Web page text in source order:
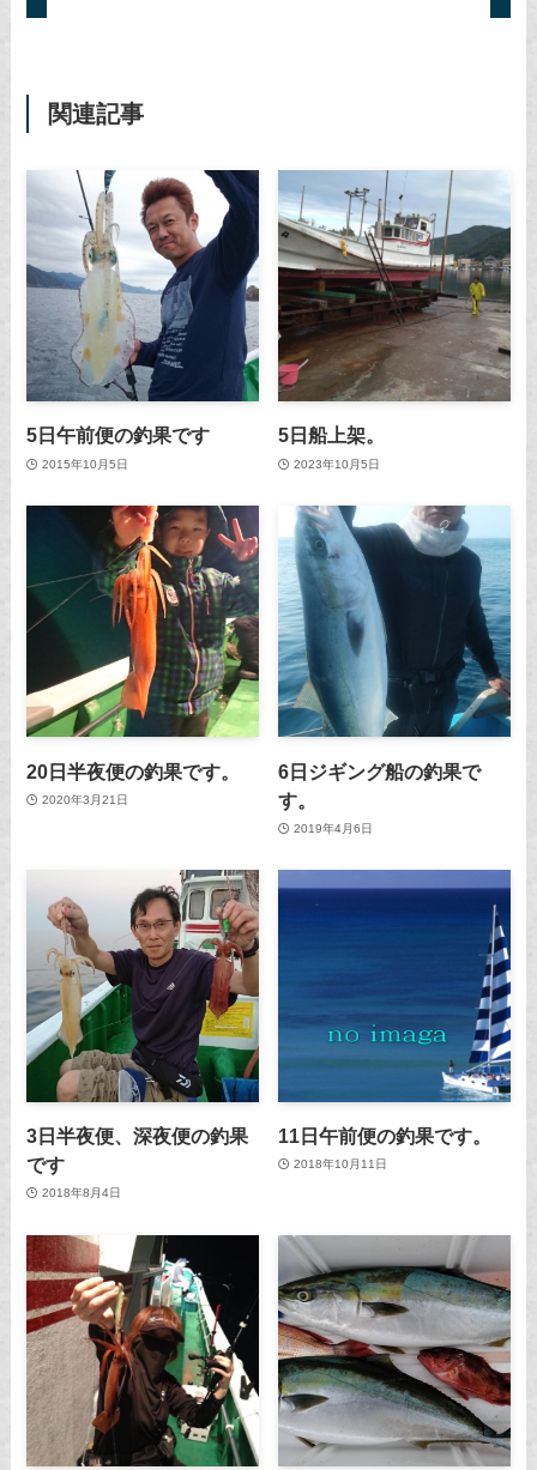
関連記事
5日午前便の釣果です
2015年10月5日
5日船上架。
2023年10月5日
20日半夜便の釣果です。
2020年3月21日
6日ジギング船の釣果で
す。
2019年4月6日
3日半夜便、深夜便の釣果
です
2018年8月4日
11日午前便の釣果です。
2018年10月11日